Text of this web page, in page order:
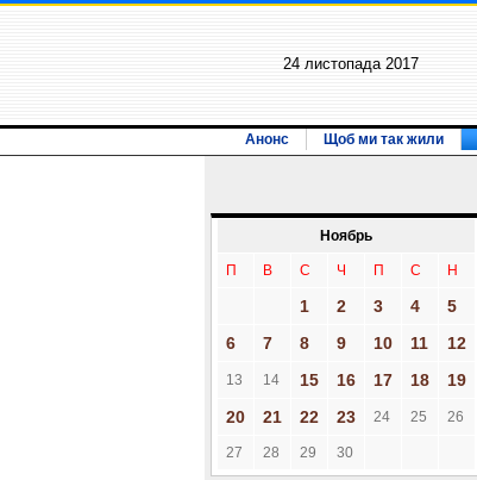
24 листопада 2017
Анонс Щоб ми так жили
Ноябрь
П В С Ч П С Н
1 2 3 4
5
6
7 8 9 10 11 12
13 14 15 16 17 18
19
20
21 22 23 24 25 26
27 28 29 30